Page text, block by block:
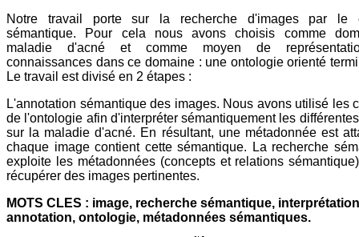
Notre travail porte sur la recherche d'images par le
sémantique. Pour cela nous avons choisis comme
maladie d'acné et comme moyen de
connaissances dans ce domaine : une ontologie orienté
Le travail est divisé en 2 étapes :
L'annotation sémantique des images. Nous avons utilisé les
de l'ontologie afin d'interpréter sémantiquement les
sur la maladie d'acné. En résultant, une métadonnée est
chaque image contient cette sémantique. La recherche
exploite les métadonnées (concepts et relations
récupérer des images pertinentes.
MOTS CLES : image, recherche sémantique,
annotation, ontologie, métadonnées sémantiques.